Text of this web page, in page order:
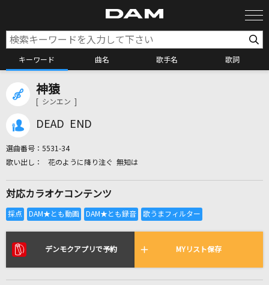
キーワード 曲名 歌手名 歌詞
全国りれき
リアルタイムで歌われている曲の一覧
神猿
[ シンエン ]
DEAD END
選曲番号： 5531-34
花のように降り注ぐ 無知は
対応カラオケコンテンツ
デンモクアプリで予約 MYリスト保存